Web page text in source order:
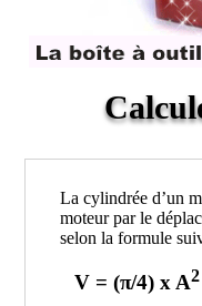
La cylindrée d’un
moteur par le
selon la formule
V = (π/4) x A2